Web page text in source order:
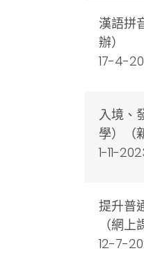
漢語拼
辦）
17-4-
入境、
學）（
1-11-
提升普
（網上
12-7-